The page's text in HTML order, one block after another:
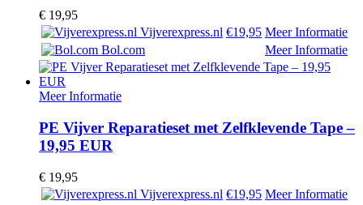
€ 19,95
Vijverexpress.nl €19,95 Meer Informatie
Bol.com
Meer Informatie
Meer Informatie
PE Vijver Reparatieset met Zelfklevende Tape –
19,95 EUR
€ 19,95
Vijverexpress.nl €19,95 Meer Informatie